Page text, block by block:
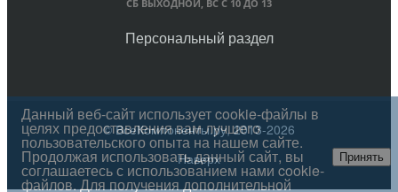
СБ ВЫХОДНОЙ, ВС С 10 ДО 13
Персональный раздел
© ВсеКомпоненты.ру, 2013-2026
Наверх
Данный веб-сайт использует cookie-файлы в
целях предоставления вам лучшего
пользовательского опыта на нашем сайте.
Продолжая использовать данный сайт, вы
соглашаетесь с использованием нами cookie-
файлов. Для получения дополнительной
Принять